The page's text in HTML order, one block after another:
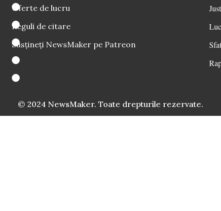
Oferte de lucru
Reguli de citare
Susțineți NewsMaker pe Patreon
© 2024 NewsMaker. Toate drepturile rezervate.